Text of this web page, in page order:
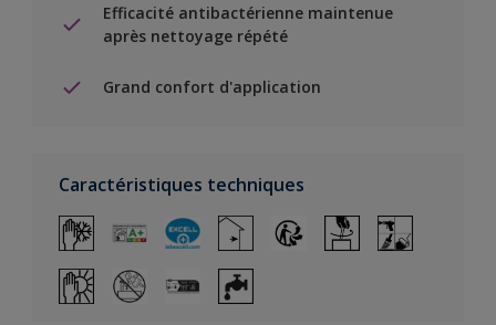
Efficacité antibactérienne maintenue
après nettoyage répété
Grand confort d'application
Caractéristiques techniques